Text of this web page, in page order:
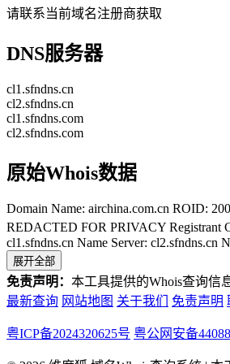
请联系当前域名注册商获取
DNS服务器
cl1.sfndns.cn
cl2.sfndns.cn
cl1.sfndns.com
cl2.sfndns.com
原始Whois数据
Domain Name: airchina.com.cn ROID:
REDACTED FOR PRIVACY Registrant
cl1.sfndns.cn Name Server: cl2.sfndns.cn
展开全部
免责声明： 本工具提供的Whois查询信
最新查询 网站地图 关于我们 免责声明
粤ICP备2024320625号 粤公网安备